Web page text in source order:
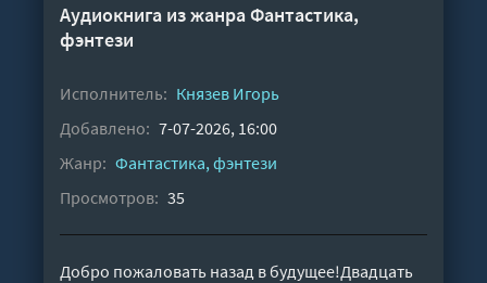
Аудиокнига из жанраФантастика,
фэнтези
Исполнитель: Князев Игорь
Добавлено: 7-07-2026, 16:00
Жанр: Фантастика, фэнтези
Просмотров: 35
Добро пожаловать назад в будущее!Двадцать